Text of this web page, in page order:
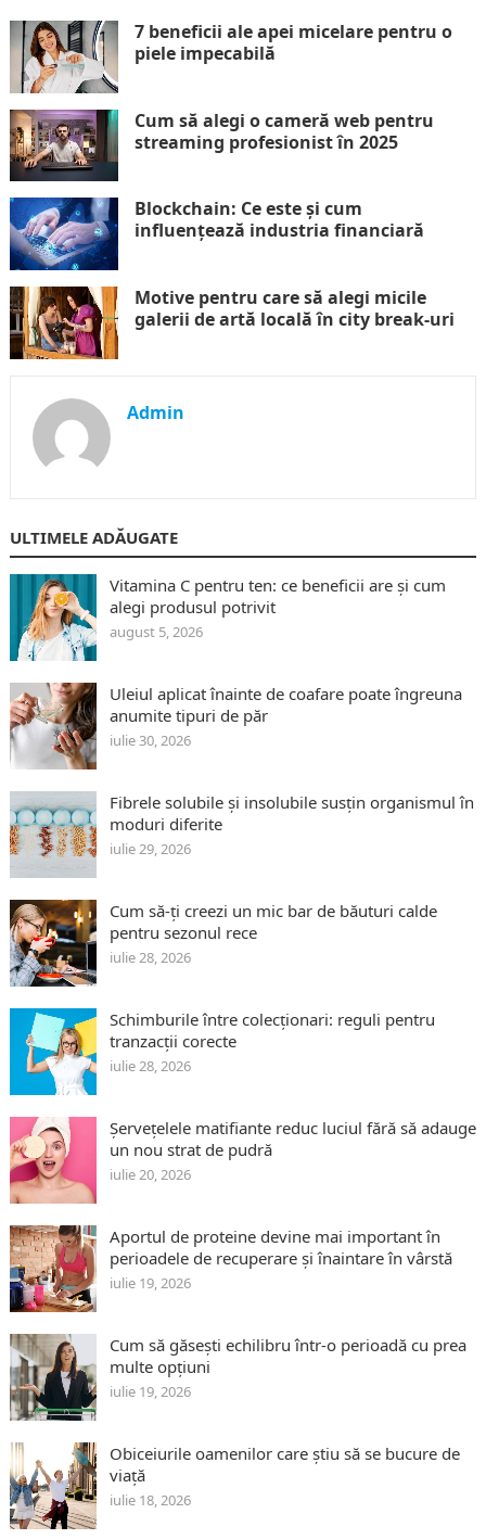
7 beneficii ale apei micelare pentru o
piele impecabilă
Cum să alegi o cameră web pentru
streaming profesionist în 2025
Blockchain: Ce este și cum
influențează industria financiară
Motive pentru care să alegi micile
galerii de artă locală în city break-uri
Admin
ULTIMELE ADĂUGATE
Vitamina C pentru ten: ce beneficii are și cum
alegi produsul potrivit
august 5, 2026
Uleiul aplicat înainte de coafare poate îngreuna
anumite tipuri de păr
iulie 30, 2026
Fibrele solubile și insolubile susțin organismul în
moduri diferite
iulie 29, 2026
Cum să-ți creezi un mic bar de băuturi calde
pentru sezonul rece
iulie 28, 2026
Schimburile între colecționari: reguli pentru
tranzacții corecte
iulie 28, 2026
Șervețelele matifiante reduc luciul fără să adauge
un nou strat de pudră
iulie 20, 2026
Aportul de proteine devine mai important în
perioadele de recuperare și înaintare în vârstă
iulie 19, 2026
Cum să găsești echilibru într-o perioadă cu prea
multe opțiuni
iulie 19, 2026
Obiceiurile oamenilor care știu să se bucure de
viață
iulie 18, 2026